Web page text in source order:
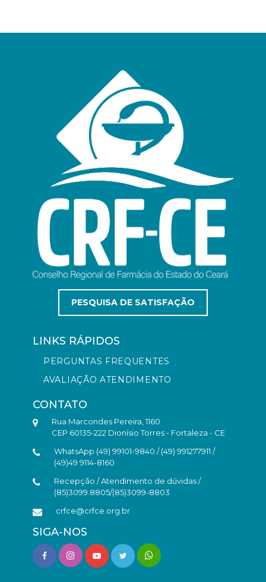
PESQUISA DE SATISFAÇÃO
LINKS RÁPIDOS
PERGUNTAS FREQUENTES
AVALIAÇÃO ATENDIMENTO
CONTATO
Rua Marcondes Pereira, 1160
CEP 60135-222 Dionísio Torres - Fortaleza - CE
WhatsApp (49) 99101-9840 / (49) 991277911 /
(49)49 9114-8160
Recepção / Atendimento de dúvidas /
(85)3099.8805/(85)3099-8803
crfce@crfce.org.br
SIGA-NOS